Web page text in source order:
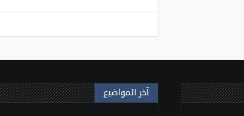
آخر المواضيع